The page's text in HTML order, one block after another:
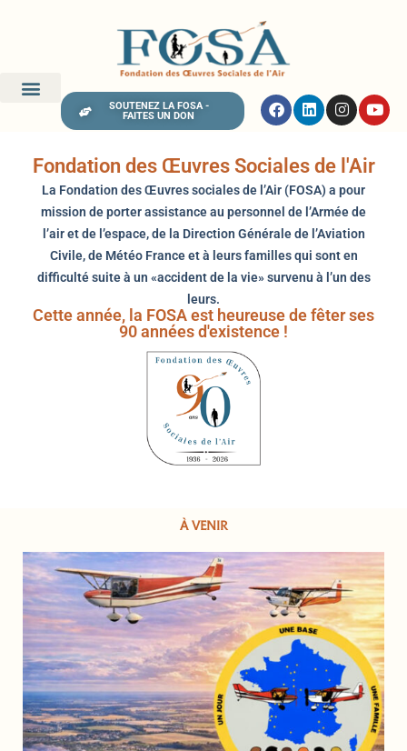
SOUTENEZ LA FOSA -
FAITES UN DON
Fondation des Œuvres Sociales de l'Air
La Fondation des Œuvres sociales de l’Air (FOSA) a pour
mission de porter assistance au personnel de l’Armée de
l’air et de l’espace, de la Direction Générale de l’Aviation
Civile, de Météo France et à leurs familles qui sont en
difficulté suite à un «accident de la vie» survenu à l’un des
leurs.
Cette année, la FOSA est heureuse de fêter ses
90 années d'existence !
À VENIR